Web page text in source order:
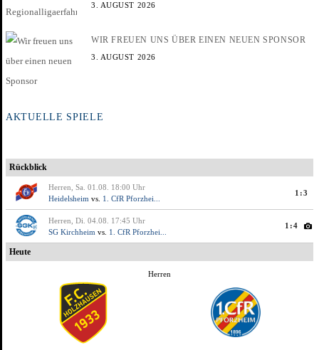
3. AUGUST 2026
WIR FREUEN UNS ÜBER EINEN NEUEN SPONSOR
3. AUGUST 2026
AKTUELLE SPIELE